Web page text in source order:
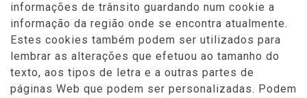
informações de trânsito guardando num cookie a
informação da região onde se encontra atualmente.
Estes cookies também podem ser utilizados para
lembrar as alterações que efetuou ao tamanho do
texto, aos tipos de letra e a outras partes de
páginas Web que podem ser personalizadas. Podem